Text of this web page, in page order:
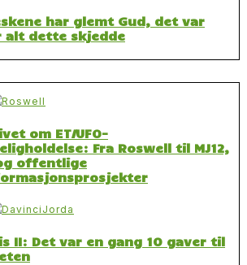
har glemt Gud, det var
alt dette skjedde
om ET/UFO-
Fra Roswell til MJ12,
offentlige
II: Det var en gang 10 gaver til